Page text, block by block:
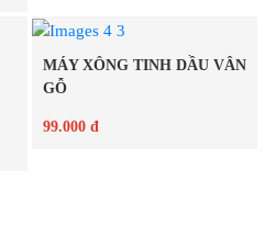
MÁY XÔNG TINH DẦU VÂN
GỖ
99.000 đ